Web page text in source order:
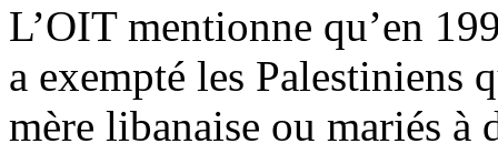
L’OIT mentionne qu’en
a exempté les Palestiniens
mère libanaise ou mariés à